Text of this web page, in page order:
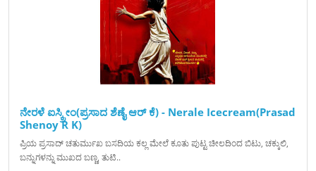
ನೇರಳೆ ಐಸ್ಕ್ರೀಂ(ಪ್ರಸಾದ ಶೆಣೈ ಆರ್ ಕೆ) - Nerale Icecream(Prasad
Shenoy R K)
ಪ್ರಿಯ ಪ್ರಸಾದ್ ಚತುರ್ಮುಖ ಬಸದಿಯ ಕಲ್ಲ ಮೇಲೆ ಕೂತು ಪುಟ್ಟ ಚೀಲದಿಂದ ಬಿಟು, ಚಕ್ಕುಲಿ,
ಬನ್ನುಗಳನ್ನು ಮುಖದ ಬಣ್ಣ, ತುಟಿ..